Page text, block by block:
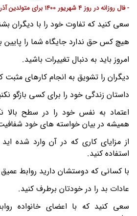
- فال روزانه در روز 4 شهریور 1400 برای متولدین آذر ماه
سعی کنید که تفاوت خود را با دیگران
هیچ کس حق ندارد جایگاه شما را پایین
امروز باید به دنبال تغییرات باشید.
دیگران را تشویق به انجام کارهای مثبت
داستان زندگی خود را برای کسی بازگو
اعتماد به نفس خود را در سطح بالا
همیشه در بیان خواسته های خود
از مزایای کاری که در آن وارد شده
استفاده کنید.
با کسانی که دوستشان دارید روابط عمیق
عادات بد را در خودتان برطرف کنید.
سعی کنید که با اعضای خانواده